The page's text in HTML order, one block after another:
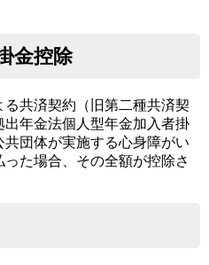
金控除
共済契約（旧第二種共済契
年金法個人型年金加入者掛
団体が実施する心身障がい
た場合、その全額が控除さ